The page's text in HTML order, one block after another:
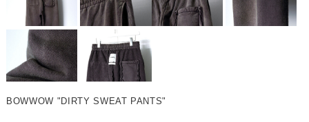
BOWWOW "DIRTY SWEAT PANTS"